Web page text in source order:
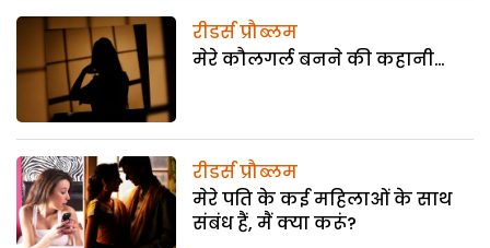
रीडर्स प्रौब्लम
मेरे कौलगर्ल बनने की कहानी…
रीडर्स प्रौब्लम
मेरे पति के कई महिलाओं के साथ
संबंध हैं, मैं क्या करूं?